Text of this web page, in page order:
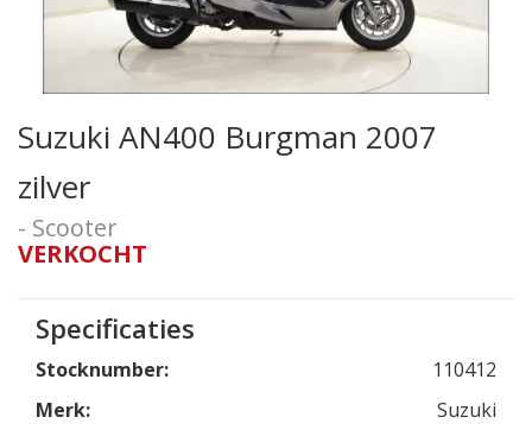
Suzuki AN400 Burgman 2007
zilver
- Scooter
VERKOCHT
Specificaties
Stocknumber:
110412
Merk:
Suzuki